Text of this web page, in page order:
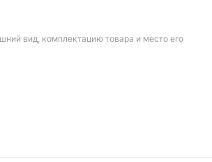
вид, комплектацию товара и место его